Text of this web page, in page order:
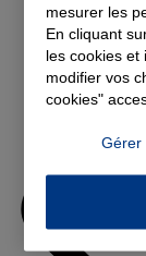
mesurer les
En cliquant
les cookies et
modifier vos
cookies"
Gérer